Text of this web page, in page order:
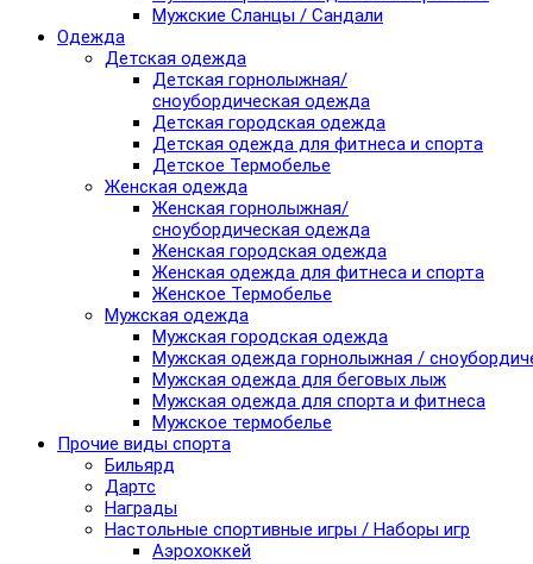
Мужские Сланцы / Сандали
Одежда
Детская одежда
Детская горнолыжная/
сноубордическая одежда
Детская городская одежда
Детская одежда для фитнеса и спорта
Детское Термобелье
Женская одежда
Женская горнолыжная/
сноубордическая одежда
Женская городская одежда
Женская одежда для фитнеса и спорта
Женское Термобелье
Мужская одежда
Мужская городская одежда
Мужская одежда горнолыжная /
Мужская одежда для беговых лыж
Мужская одежда для спорта и фитнеса
Мужское термобелье
Прочие виды спорта
Бильярд
Дартс
Награды
Настольные спортивные игры / Наборы игр
Аэрохоккей